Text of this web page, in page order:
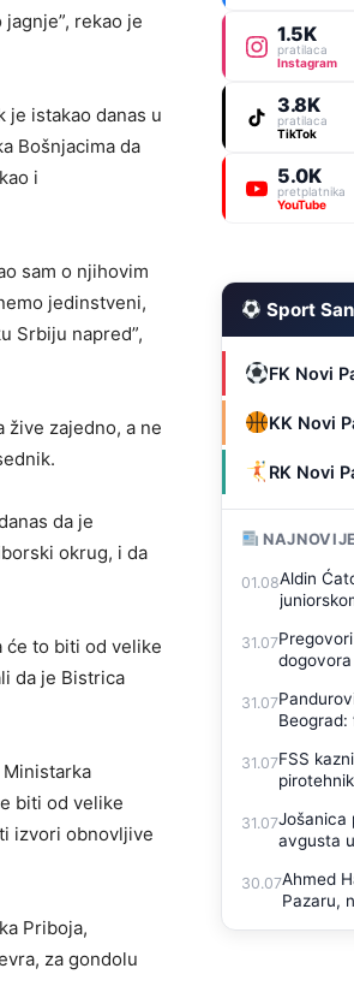
rekao je
je istakao danas u
Bošnjacima da
i
sam o njihovim
jedinstveni,
Srbiju napred”,
žive zajedno, a ne
da je
okrug, i da
će to biti od velike
da je Bistrica
biti od velike
izvori obnovljive
Priboja,
za gondolu
1.5K
pratilaca
Instagram
3.8K
pratilaca
TikTok
5.0K
pretplatnika
YouTube
Sport
FK Novi
KK Novi
RK Novi
01.08Aldin
31.07
dogovora
31.07
31.07FSS
31.07Jošanica
avgusta
30.07Ahmed
Pazaru,